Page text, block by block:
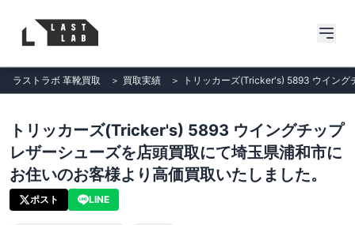
ラストラボ 革靴買取 ＞ 買取実績 ＞ トリッカーズ(Tricker's) 5893 ウイン
トリッカーズ(Tricker's) 5893 ウイングチップ
レザーシューズを店頭買取にて埼玉県浦和市に
お住いのお客様より高価買取いたしました。
ポスト LINE